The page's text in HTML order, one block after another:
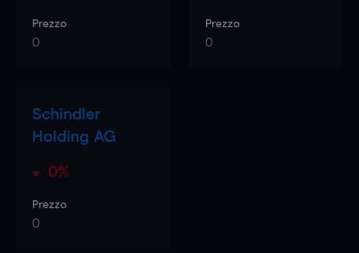
Prezzo
0
Prezzo
0
Schindler
Holding AG
0%
Prezzo
0